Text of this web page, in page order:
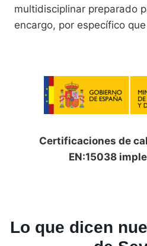
multidisciplinar preparado
encargo, por específico
Certificaciones de
EN:15038
Lo que dicen